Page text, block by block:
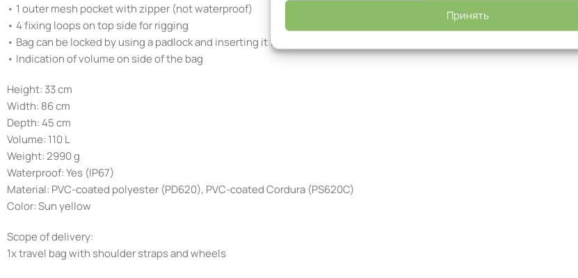
Принять
• 1 outer mesh pocket with zipper (not waterproof)
• 4 fixing loops on top side for rigging
• Bag can be locked by using a padlock and inserting it through wire loop provided at end of zipper (lock not included)
• Indication of volume on side of the bag
Height: 33 cm
Width: 86 cm
Depth: 45 cm
Volume: 110 L
Weight: 2990 g
Waterproof: Yes (IP67)
Material: PVC-coated polyester (PD620), PVC-coated Cordura (PS620C)
Color: Sun yellow
Scope of delivery:
1x travel bag with shoulder straps and wheels